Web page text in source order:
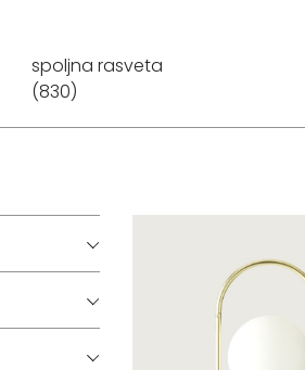
spoljna rasveta
(830)